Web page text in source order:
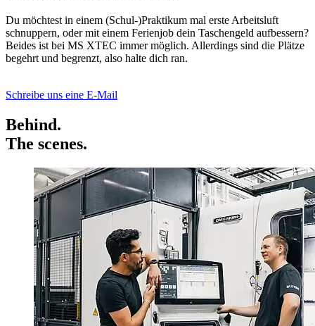
Du möchtest in einem (Schul-)Praktikum mal erste Arbeitsluft
schnuppern, oder mit einem Ferienjob dein Taschengeld aufbessern?
Beides ist bei MS XTEC immer möglich. Allerdings sind die Plätze
begehrt und begrenzt, also halte dich ran.
Schreibe uns eine E-Mail
Behind.
The scenes.